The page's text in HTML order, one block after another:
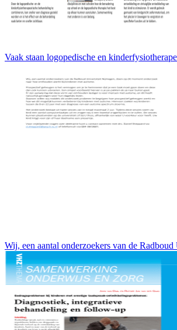
Vaak staan logopedische en
Wij, een aantal onderzoekers van de